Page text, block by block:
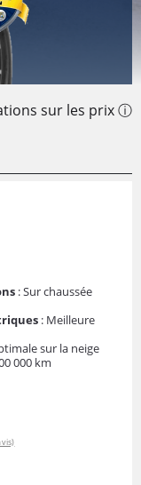
sur les prix ⓘ
: Sur chaussée
: Meilleure
sur la neige
000 km